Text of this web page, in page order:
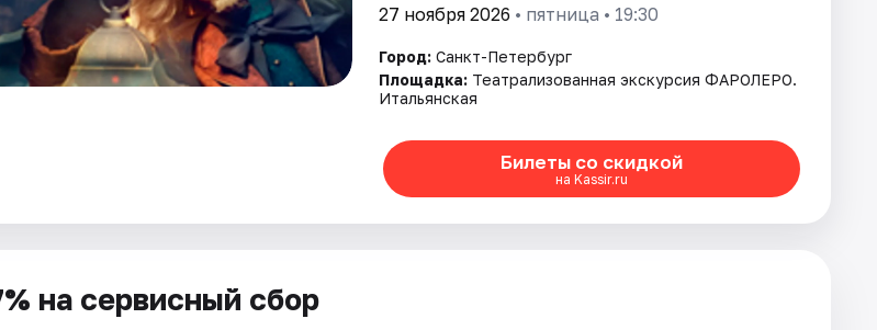
27 ноября 2026 • пятница • 19:30
Город: Санкт-Петербург
Площадка: Театрализованная экскурсия ФАРОЛЕРО.
Итальянская
Билеты со скидкой
на Kassir.ru
на сервисный сбор